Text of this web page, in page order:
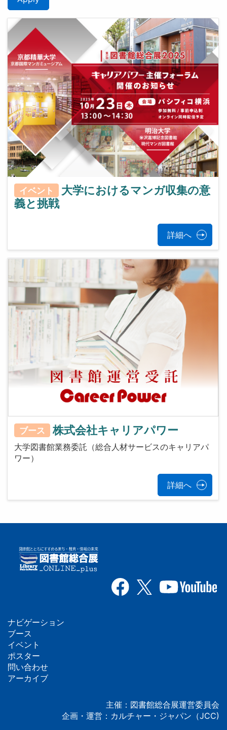
イベント
大学におけるマンガ収集の意
義と挑戦
詳細へ
ブース 株式会社キャリアパワー
大学図書館業務委託（総合人材サービスのキャリアパ
ワー）
詳細へ
フ
ッ
タ
ナビゲーション
ブース
イベント
ポスター
問い合わせ
アーカイブ
主催：図書館総合展運営委員会
企画・運営：カルチャー・ジャパン（JCC)